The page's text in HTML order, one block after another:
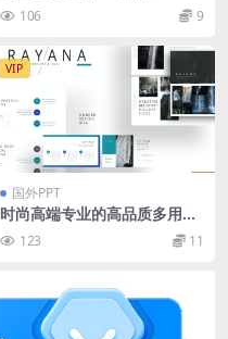
106 9
VIP
国外PPT
时尚高端专业的高品质多用途
powerpoint幻灯片演示模板
（pptx）
123 11